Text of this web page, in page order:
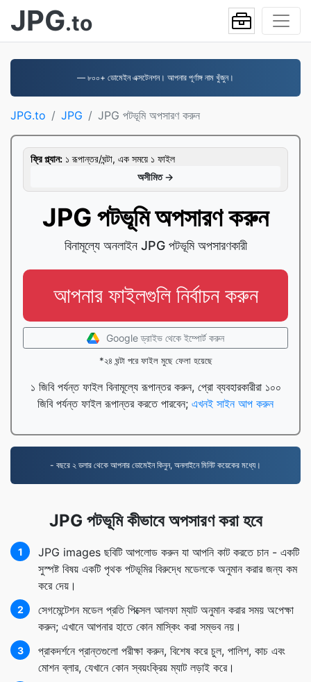
JPG.to
— ৮০০+ ডোমেইন এক্সটেনশন। আপনার পূর্ণাঙ্গ নাম খুঁজুন।
JPG.to JPG JPG পটভূমি অপসারণ করুন
ফ্রি প্ল্যান: ১ রূপান্তর/ঘন্টা, এক সময়ে ১ ফাইল
অসীমিত →
JPG পটভূমি অপসারণ করুন
বিনামূল্যে অনলাইন JPG পটভূমি অপসারণকারী
আপনার ফাইলগুলি নির্বাচন করুন
Google ড্রাইভ থেকে ইম্পোর্ট করুন
*২৪ ঘন্টা পরে ফাইল মুছে ফেলা হয়েছে
১ জিবি পর্যন্ত ফাইল বিনামূল্যে রূপান্তর করুন, প্রো ব্যবহারকারীরা ১০০
জিবি পর্যন্ত ফাইল রূপান্তর করতে পারবেন; এখনই সাইন আপ করুন
- বছরে ২ ডলার থেকে আপনার ডোমেইন কিনুন, অনলাইনে মিনিট কয়েকের মধ্যে।
JPG পটভূমি কীভাবে অপসারণ করা হবে
1
JPG images ছবিটি আপলোড করুন যা আপনি কাট করতে চান - একটি
সুস্পষ্ট বিষয় একটি পৃথক পটভূমির বিরুদ্ধে মডেলকে অনুমান করার জন্য কম
করে দেয়।
2
সেগমেন্টেশন মডেল প্রতি পিক্সেল আলফা ম্যাট অনুমান করার সময় অপেক্ষা
করুন; এখানে আপনার হাতে কোন মাস্কিং করা সম্ভব নয়।
3
প্রাকদর্শনে প্রান্তগুলো পরীক্ষা করুন, বিশেষ করে চুল, পালিশ, কাচ এবং
মোশন ব্লার, যেখানে কোন স্বয়ংক্রিয় ম্যাট লড়াই করে।